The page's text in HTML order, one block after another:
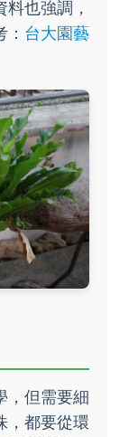
也強調，
台大園藝
，但需要細
，都要從環